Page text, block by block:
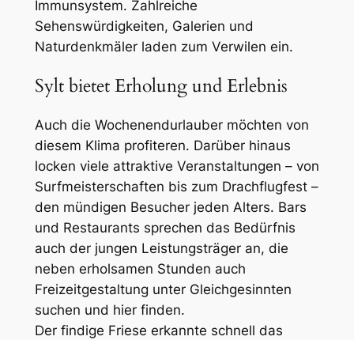
Immunsystem. Zahlreiche
Sehenswürdigkeiten, Galerien und
Naturdenkmäler laden zum Verwilen ein.
Sylt bietet Erholung und Erlebnis
Auch die Wochenendurlauber möchten von
diesem Klima profiteren. Darüber hinaus
locken viele attraktive Veranstaltungen – von
Surfmeisterschaften bis zum Drachflugfest –
den mündigen Besucher jeden Alters. Bars
und Restaurants sprechen das Bedürfnis
auch der jungen Leistungsträger an, die
neben erholsamen Stunden auch
Freizeitgestaltung unter Gleichgesinnten
suchen und hier finden.
Der findige Friese erkannte schnell das